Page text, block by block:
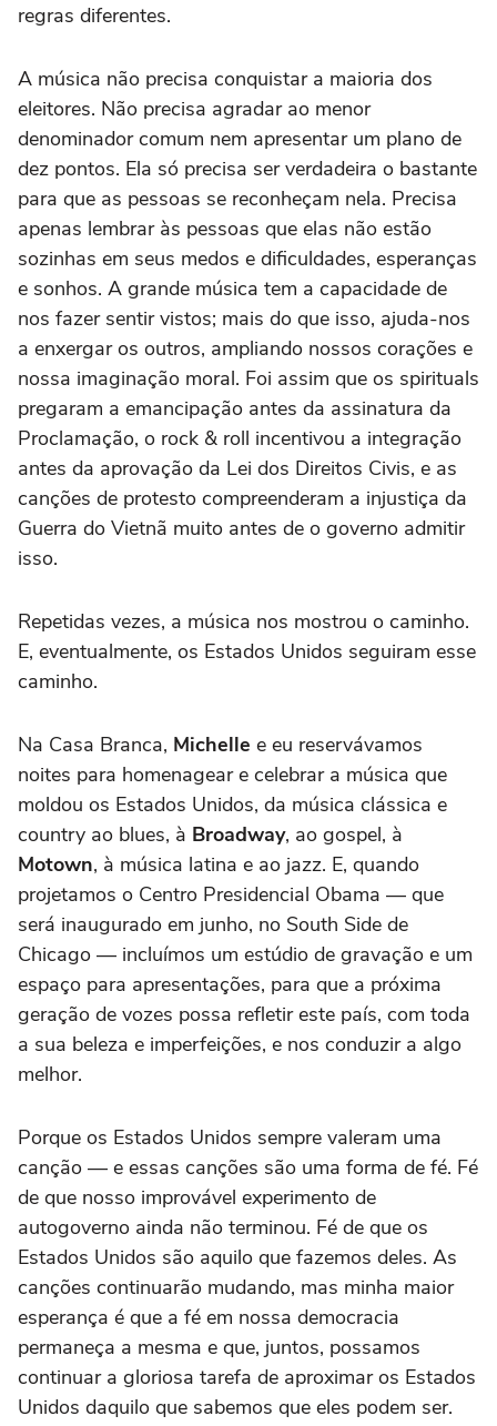
regras diferentes.
A música não precisa conquistar a maioria dos
eleitores. Não precisa agradar ao menor
denominador comum nem apresentar um plano de
dez pontos. Ela só precisa ser verdadeira o bastante
para que as pessoas se reconheçam nela. Precisa
apenas lembrar às pessoas que elas não estão
sozinhas em seus medos e dificuldades, esperanças
e sonhos. A grande música tem a capacidade de
nos fazer sentir vistos; mais do que isso, ajuda-nos
a enxergar os outros, ampliando nossos corações e
nossa imaginação moral. Foi assim que os spirituals
pregaram a emancipação antes da assinatura da
Proclamação, o rock & roll incentivou a integração
antes da aprovação da Lei dos Direitos Civis, e as
canções de protesto compreenderam a injustiça da
Guerra do Vietnã muito antes de o governo admitir
isso.
Repetidas vezes, a música nos mostrou o caminho.
E, eventualmente, os Estados Unidos seguiram esse
caminho.
Na Casa Branca, Michelle e eu reservávamos
noites para homenagear e celebrar a música que
moldou os Estados Unidos, da música clássica e
country ao blues, à Broadway, ao gospel, à
Motown, à música latina e ao jazz. E, quando
projetamos o Centro Presidencial Obama — que
será inaugurado em junho, no South Side de
Chicago — incluímos um estúdio de gravação e um
espaço para apresentações, para que a próxima
geração de vozes possa refletir este país, com toda
a sua beleza e imperfeições, e nos conduzir a algo
melhor.
Porque os Estados Unidos sempre valeram uma
canção — e essas canções são uma forma de fé. Fé
de que nosso improvável experimento de
autogoverno ainda não terminou. Fé de que os
Estados Unidos são aquilo que fazemos deles. As
canções continuarão mudando, mas minha maior
esperança é que a fé em nossa democracia
permaneça a mesma e que, juntos, possamos
continuar a gloriosa tarefa de aproximar os Estados
Unidos daquilo que sabemos que eles podem ser.